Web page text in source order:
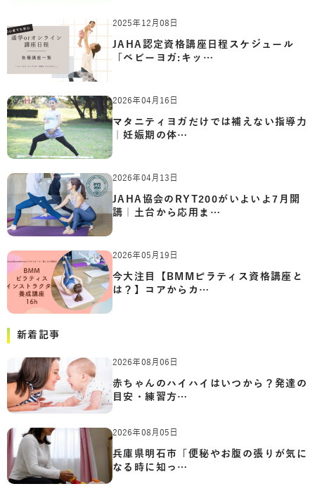
2025年12月08日
JAHA認定資格講座日程スケジュール
「ベビーヨガ:キッ…
2026年04月16日
マタニティヨガだけでは補えない指導力
｜妊娠期の体…
2026年04月13日
JAHA協会のRYT200がいよいよ7月開
講｜土台から応用ま…
2026年05月19日
今大注目【BMMピラティス資格講座と
は？】コアからカ…
新着記事
2026年08月06日
赤ちゃんのハイハイはいつから？発達の
目安・練習方…
2026年08月05日
兵庫県明石市「便秘やお腹の張りが気に
なる時に知っ…